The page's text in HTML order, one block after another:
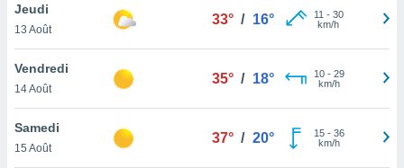
un
la
du
en
Jeudi
13 Août
33° / 16° 11 - 30
km/h
Vendredi
14 Août
35° / 18° 10- 29
km/h
Samedi
15 Août
37° / 20° 15- 36
km/h